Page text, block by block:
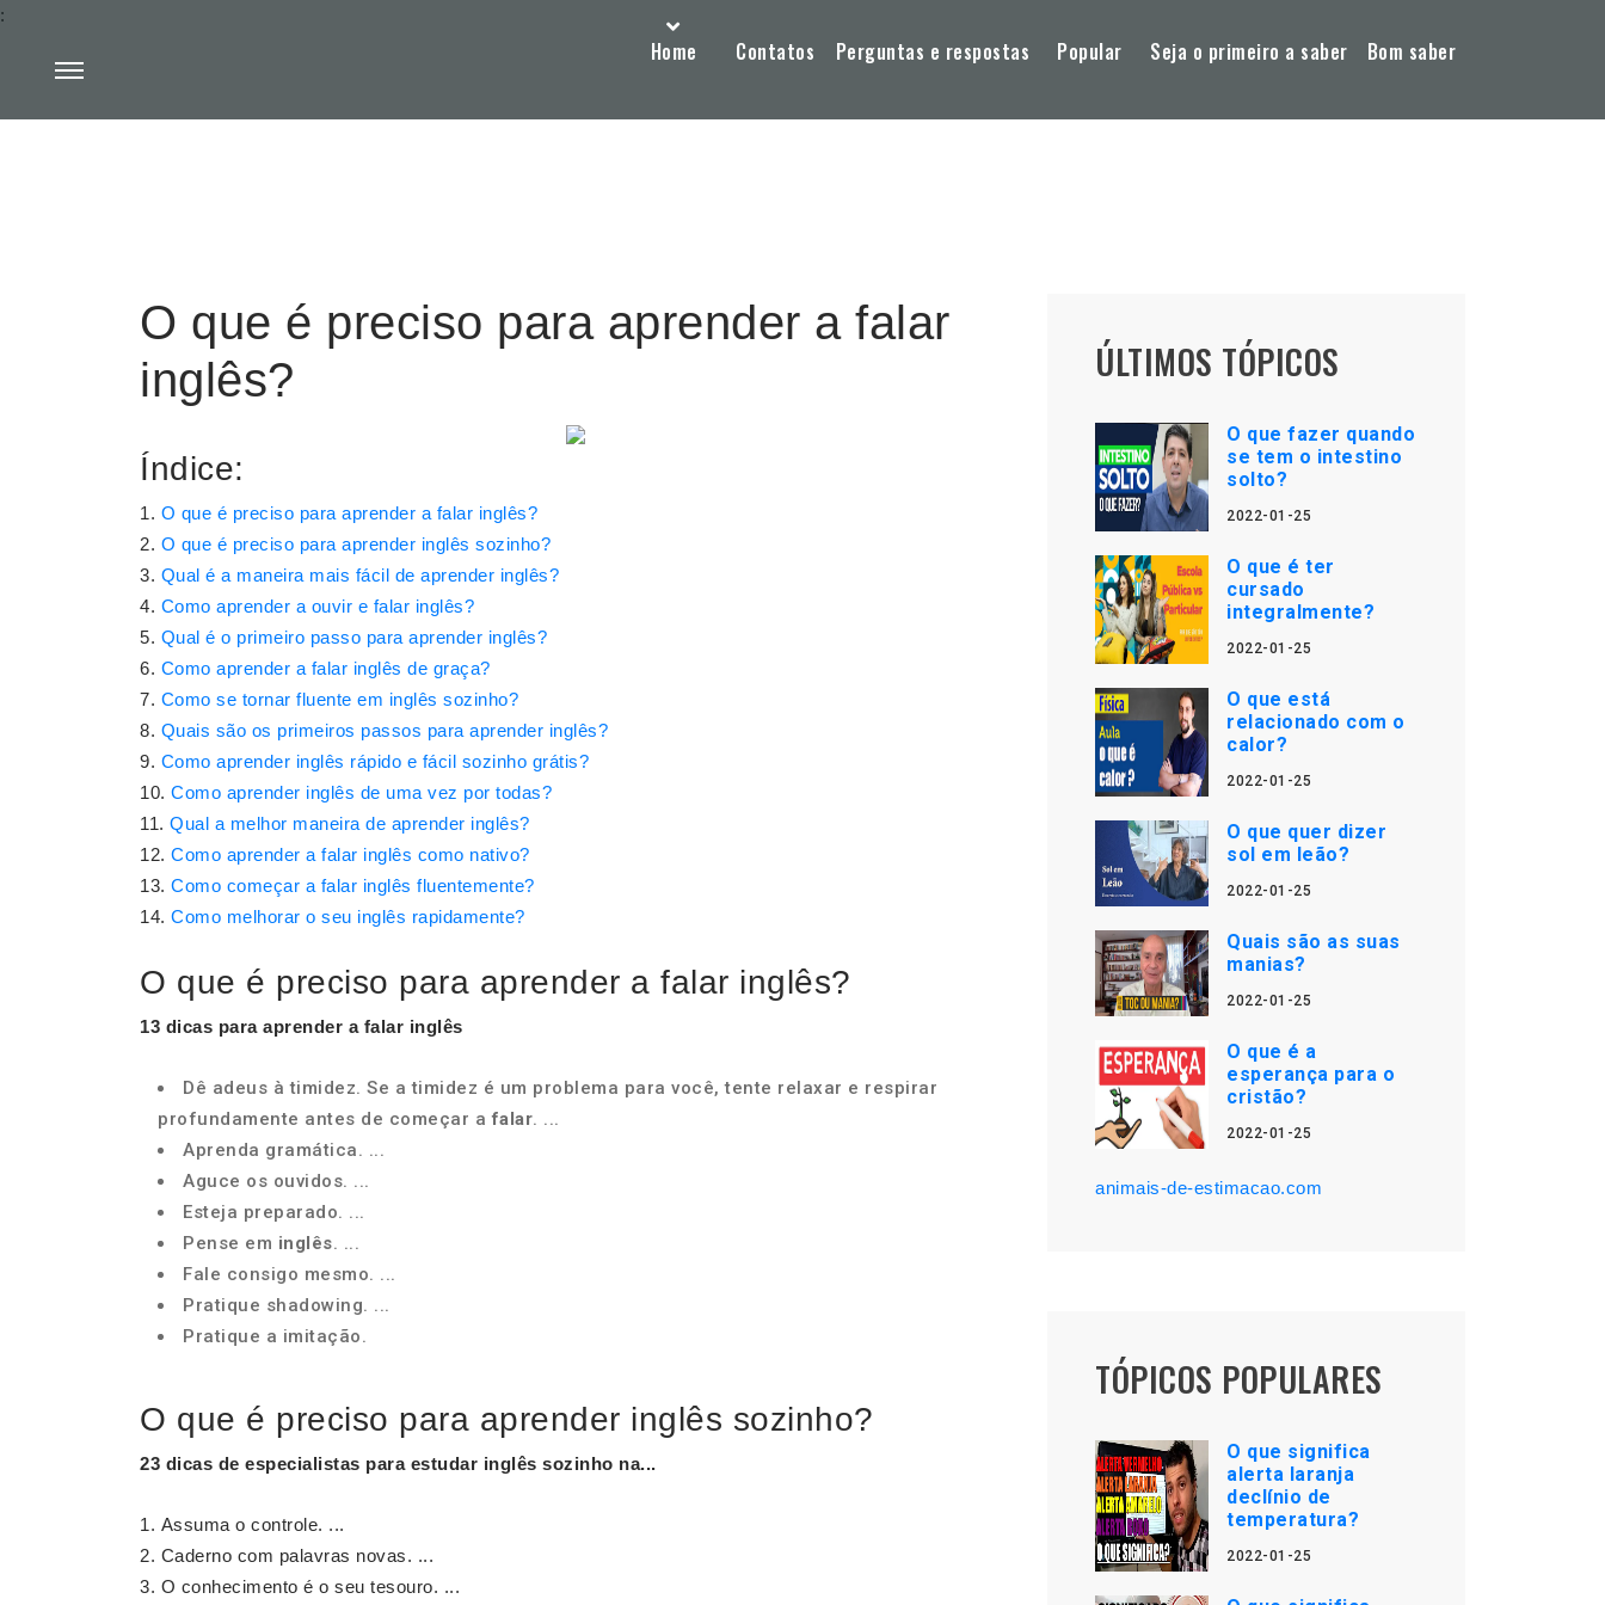
Home Contatos Perguntas e respostas Popular Seja o primeiro a saber Bom saber
:
O que é preciso para aprender a falar
inglês?
Índice:
O que é preciso para aprender a falar inglês?
O que é preciso para aprender inglês sozinho?
Qual é a maneira mais fácil de aprender inglês?
Como aprender a ouvir e falar inglês?
Qual é o primeiro passo para aprender inglês?
Como aprender a falar inglês de graça?
Como se tornar fluente em inglês sozinho?
Quais são os primeiros passos para aprender inglês?
Como aprender inglês rápido e fácil sozinho grátis?
Como aprender inglês de uma vez por todas?
Qual a melhor maneira de aprender inglês?
Como aprender a falar inglês como nativo?
Como começar a falar inglês fluentemente?
Como melhorar o seu inglês rapidamente?
O que é preciso para aprender a falar inglês?
13 dicas para aprender a falar inglês
Dê adeus à timidez. Se a timidez é um problema para você, tente relaxar e respirar
profundamente antes de começar afalar. ...
Aprenda gramática. ...
Aguce os ouvidos. ...
Esteja preparado. ...
Pense em inglês. ...
Fale consigo mesmo. ...
Pratique shadowing. ...
Pratique a imitação.
O que é preciso para aprender inglês sozinho?
23 dicas de especialistas para estudar inglês sozinho na...
Assuma o controle. ...
Caderno com palavras novas. ...
O conhecimento é o seu tesouro. ...
ÚLTIMOS TÓPICOS
O que fazer quando
se tem o intestino
solto?
2022-01-25
O que é ter
cursado
integralmente?
2022-01-25
O que está
relacionado com o
calor?
2022-01-25
O que quer dizer
sol em leão?
2022-01-25
Quais são as suas
manias?
2022-01-25
O que é a
esperança para o
cristão?
2022-01-25
animais-de-estimacao.com
TÓPICOS POPULARES
O que significa
alerta laranja
declínio de
temperatura?
2022-01-25